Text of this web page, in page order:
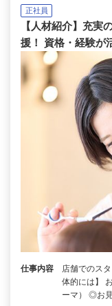
正社員
【人材紹介】充実
援！ 資格・経験が
仕事内容
店舗でのス
体的には】
ーマ） ◎お